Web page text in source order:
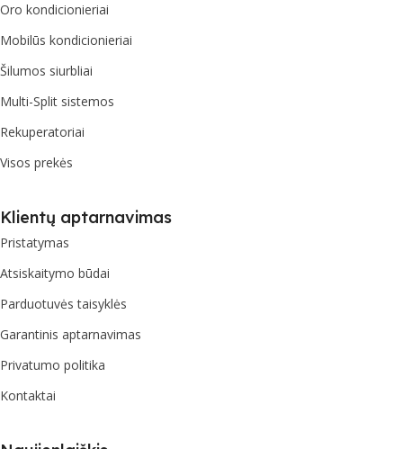
Oro kondicionieriai
Mobilūs kondicionieriai
Šilumos siurbliai
Multi-Split sistemos
Rekuperatoriai
Visos prekės
Klientų aptarnavimas
Pristatymas
Atsiskaitymo būdai
Parduotuvės taisyklės
Garantinis aptarnavimas
Privatumo politika
Kontaktai